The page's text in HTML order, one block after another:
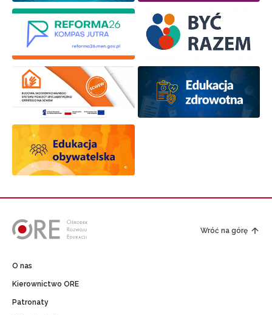
Wróć na górę
O nas
Kierownictwo ORE
Patronaty